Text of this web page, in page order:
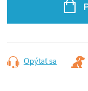
Opýtať sa